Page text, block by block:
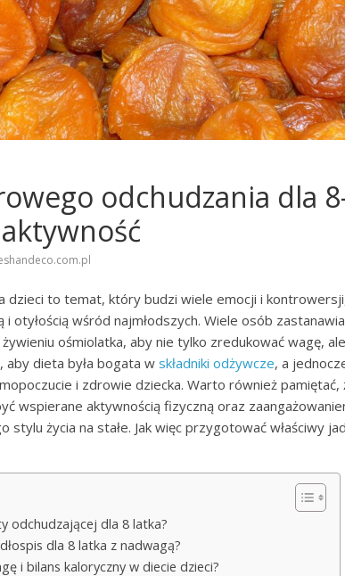
odchudzania dla
dzieci to temat, który budzi wiele emocji i
otyłością wśród najmłodszych. Wiele osób
ośmiolatka, aby nie tylko zredukować wagę,
dieta była bogata w składniki odżywcze, a
i zdrowie dziecka. Warto również
wspierane aktywnością fizyczną oraz
stylu życia na stałe. Jak więc przygotować właściwy
odchudzającej dla 8 latka?
dla 8 latka z nadwagą?
i bilans kaloryczny w diecie dzieci?